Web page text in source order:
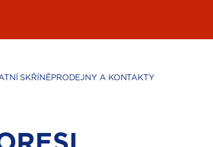
SKŘÍNĚPRODEJNY A KONTAKTY